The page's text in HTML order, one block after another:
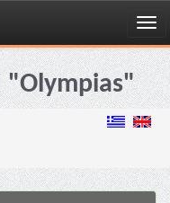
"Olympias"